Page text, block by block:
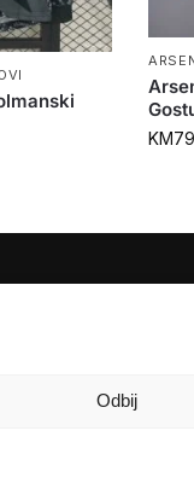
Odbij
KM